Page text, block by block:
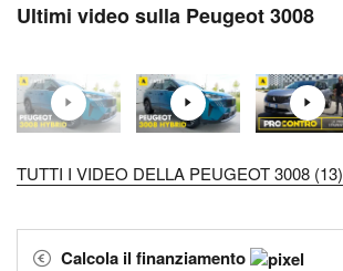
Ultimi video sulla Peugeot 3008
TUTTI I VIDEO DELLA PEUGEOT 3008 (13)
Calcola il finanziamento